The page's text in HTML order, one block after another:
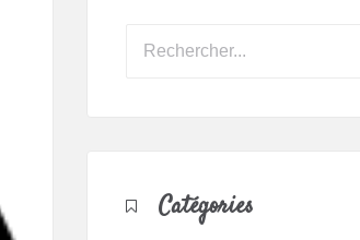
Catégories